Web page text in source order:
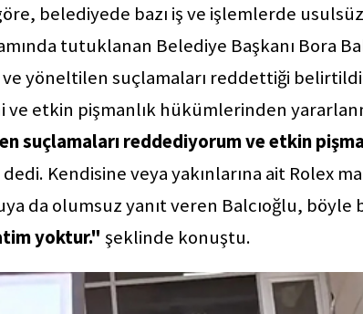
belediyede bazı iş ve işlemlerde
tutuklanan Belediye Başkanı Bora
ve yöneltilen suçlamaları reddettiği
ve etkin pişmanlık hükümlerinden
suçlamaları reddediyorum ve etkin
dedi. Kendisine veya yakınlarına ait Rolex
da olumsuz yanıt veren Balcıoğlu, böyle
yoktur." şeklinde konuştu.